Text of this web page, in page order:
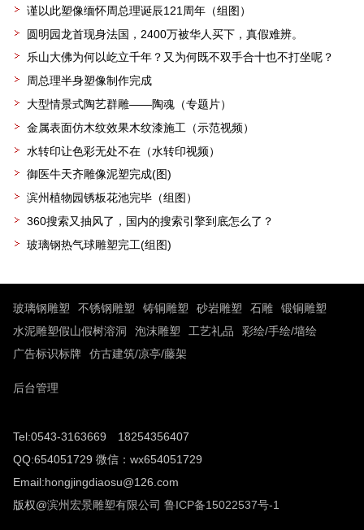
谨以此塑像缅怀周总理诞辰121周年（组图）
圆明园龙首现身法国，2400万被华人买下，真假难辨。
乐山大佛为何以屹立千年？又为何既不双手合十也不打坐呢？
周总理半身塑像制作完成
大型情景式陶艺群雕——陶魂（专题片）
金属表面仿木纹效果木纹漆施工（示范视频）
水转印让色彩无处不在（水转印视频）
御医牛天齐雕像泥塑完成(图)
滨州植物园锈板花池完毕（组图）
360搜索又抽风了，国内的搜索引擎到底怎么了？
玻璃钢热气球雕塑完工(组图)
玻璃钢雕塑 不锈钢雕塑 铸铜雕塑 砂岩雕塑 石雕
锻铜雕塑
水泥雕塑假山假树溶洞
泡沫雕塑 工艺礼品
彩绘/手绘/墙绘
广告标识标牌
仿古建筑/凉亭/藤架
后台管理
Tel:0543-3163669 18254356407
QQ:654051729 微信：wx654051729
Email:hongjingdiaosu@126.com
版权@滨州宏景雕塑有限公司 鲁ICP备15022537号-1